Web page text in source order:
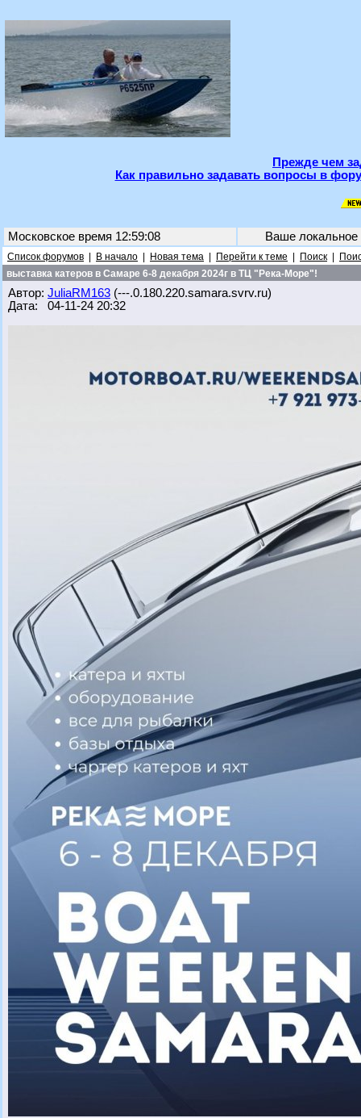
Прежде чем
Как правильно задавать вопросы в
Московское время 12:59:08 Ваше
Список форумов В начало Новая тема Перейти к теме Поиск
выставка катеров в Самаре 6-8 декабря 2024г в ТЦ "Река-Море"!
Автор: JuliaRM163 (---.0.180.220.samara.svrv.ru)
Дата: 04-11-24 20:32